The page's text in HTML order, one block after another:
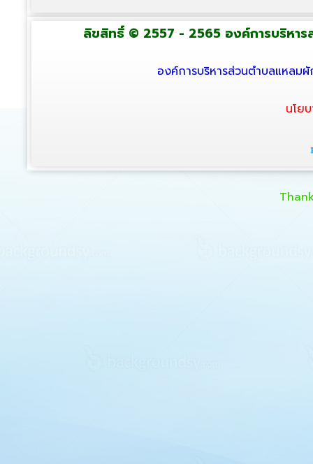
ลิขสิทธิ์ © 2557 - 2565 องค์การบริหา
องค์การบริหารส่วนตำบลแหลม
นโย